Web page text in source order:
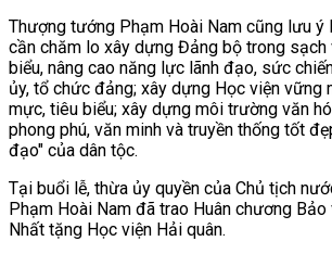
Thượng tướng Phạm Hoài Nam cũng lưu ý
cần chăm lo xây dựng Đảng bộ trong sạch
biểu, nâng cao năng lực lãnh đạo, sức
ủy, tổ chức đảng; xây dựng Học viện vững
mực, tiêu biểu; xây dựng môi trường văn
phong phú, văn minh và truyền thống tốt
đạo" của dân tộc.
Tại buổi lễ, thừa ủy quyền của Chủ tịch
Phạm Hoài Nam đã trao Huân chương
Nhất tặng Học viện Hải quân.